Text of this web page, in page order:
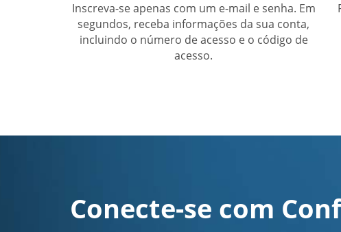
Inscreva-se apenas com um e-mail e senha. Em
segundos, receba informações da sua conta,
incluindo o número de acesso e o código de
acesso.
Conecte-se com